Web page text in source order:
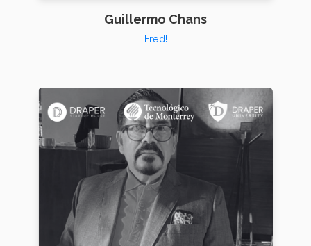
Guillermo Chans
Fred!